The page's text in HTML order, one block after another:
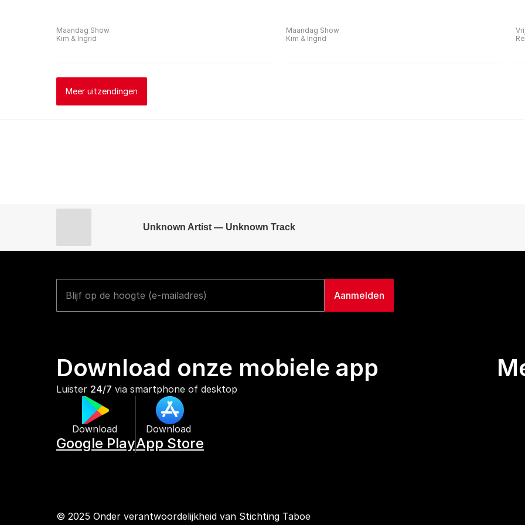
Maandag Show
Kim & Ingrid
Maandag Show
Kim & Ingrid
Meer uitzendingen
Unknown Artist — Unknown Track
Download onze mobiele app
Luister 24/7 via smartphone of desktop
Download
Google Play
Download
App Store
© 2025 Onder verantwoordelijkheid van Stichting Taboe